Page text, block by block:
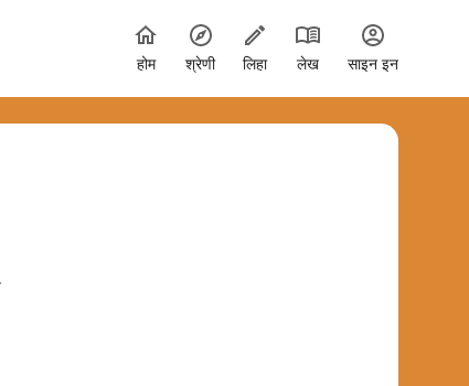
होम श्रेणी लिहा लेख साइन इन